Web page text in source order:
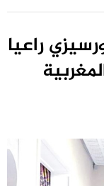
راعيا